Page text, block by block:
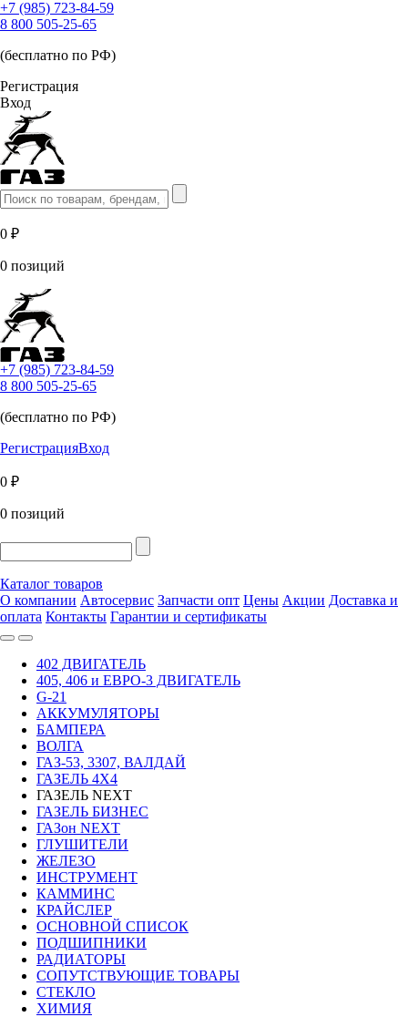
+7 (985) 723-84-59
8 800 505-25-65
(бесплатно по РФ)
Регистрация
Вход
0 ₽
0 позиций
+7 (985) 723-84-59
8 800 505-25-65
(бесплатно по РФ)
РегистрацияВход
0 ₽
0 позиций
Каталог товаров
О компании Автосервис Запчасти опт Цены Акции Доставка и
оплата Контакты Гарантии и сертификаты
402 ДВИГАТЕЛЬ
405, 406 и ЕВРО-3 ДВИГАТЕЛЬ
G-21
АККУМУЛЯТОРЫ
БАМПЕРА
ВОЛГА
ГАЗ-53, 3307, ВАЛДАЙ
ГАЗЕЛЬ 4Х4
ГАЗЕЛЬ NEXT
ГАЗЕЛЬ БИЗНЕС
ГАЗон NEXT
ГЛУШИТЕЛИ
ЖЕЛЕЗО
ИНСТРУМЕНТ
КАММИНС
КРАЙСЛЕР
ОСНОВНОЙ СПИСОК
ПОДШИПНИКИ
РАДИАТОРЫ
СОПУТСТВУЮЩИЕ ТОВАРЫ
СТЕКЛО
ХИМИЯ